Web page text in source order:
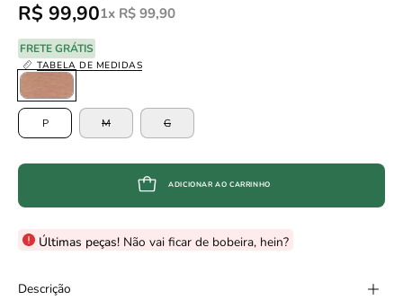
R$ 99,901x R$ 99,90
FRETE GRÁTIS
TABELA DE MEDIDAS
Color
TAMANHO
P M G
ADICIONAR AO CARRINHO
Últimas peças! Não vai ficar de bobeira, hein?
Descrição